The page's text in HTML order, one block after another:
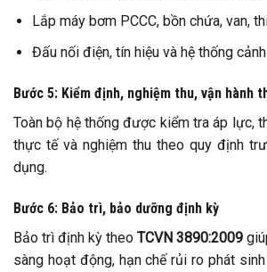
Lắp máy bơm PCCC, bồn chứa, van,
Đấu nối điện, tín hiệu và hệ thống
Bước 5: Kiểm định, nghiệm thu, vận hành
Toàn bộ hệ thống được kiểm tra áp lực,
thực tế và nghiệm thu theo quy định
dụng.
Bước 6: Bảo trì, bảo dưỡng định kỳ
Bảo trì định kỳ theo TCVN 3890:2009
sàng hoạt động, hạn chế rủi ro phát